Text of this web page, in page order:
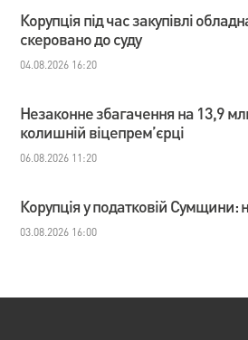
Корупція під час закупівлі
скеровано до суду
04.08.2026 16:20
Незаконне збагачення на 13,9
колишній віцепрем’єрці
06.08.2026 11:20
Корупція у податковій Сумщини:
03.08.2026 16:00